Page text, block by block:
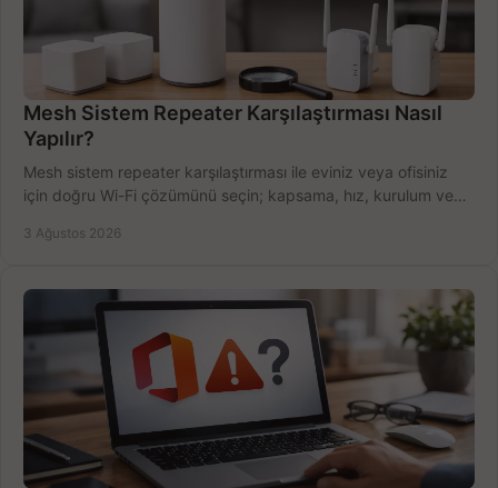
Mesh Sistem Repeater Karşılaştırması Nasıl
Yapılır?
Mesh sistem repeater karşılaştırması ile eviniz veya ofisiniz
için doğru Wi-Fi çözümünü seçin; kapsama, hız, kurulum ve
3 Ağustos 2026